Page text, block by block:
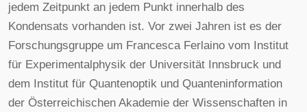
jedem Zeitpunkt an jedem Punkt innerhalb des
Kondensats vorhanden ist. Vor zwei Jahren ist es der
Forschungsgruppe um Francesca Ferlaino vom Institut
für Experimentalphysik der Universität Innsbruck und
dem Institut für Quantenoptik und Quanteninformation
der Österreichischen Akademie der Wissenschaften in